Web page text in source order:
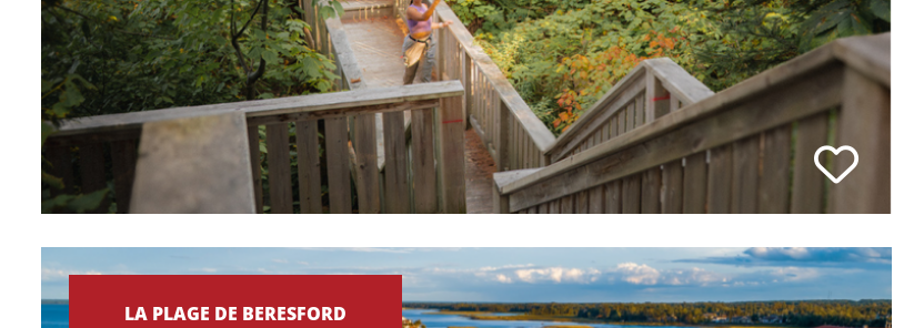
LA PLAGE DE BERESFORD